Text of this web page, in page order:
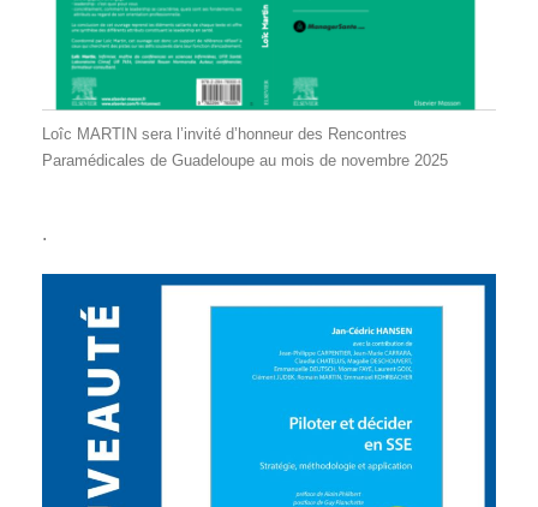
Loîc MARTIN sera l’invité d’honneur des Rencontres
Paramédicales de Guadeloupe au mois de novembre 2025
.